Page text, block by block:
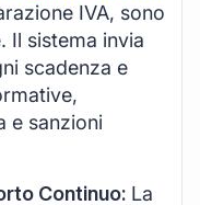
IVA, sono
Il sistema invia
scadenza e
e sanzioni
Continuo: La